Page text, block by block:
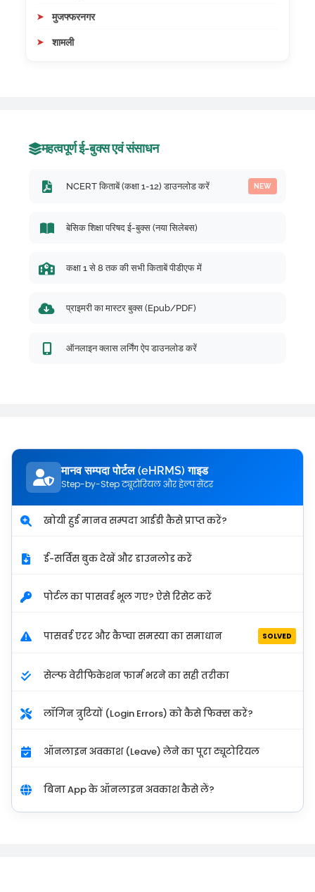
मुजफ्फरनगर
शामली
महत्वपूर्ण ई-बुक्स एवं संसाधन
NCERT किताबें (कक्षा 1-12) डाउनलोड करें NEW
बेसिक शिक्षा परिषद ई-बुक्स (नया सिलेबस)
कक्षा 1 से 8 तक की सभी किताबें पीडीएफ में
प्राइमरी का मास्टर बुक्स (Epub/PDF)
ऑनलाइन क्लास लर्निंग ऐप डाउनलोड करें
मानव सम्पदा पोर्टल (eHRMS) गाइड
Step-by-Step ट्यूटोरियल और हेल्प सेंटर
खोयी हुई मानव सम्पदा आईडी कैसे प्राप्त करें?
ई-सर्विस बुक देखें और डाउनलोड करें
पोर्टल का पासवर्ड भूल गए? ऐसे रिसेट करें
पासवर्ड एरर और कैप्चा समस्या का समाधान SOLVED
सेल्फ वेरीफिकेशन फार्म भरने का सही तरीका
लॉगिन त्रुटियों (Login Errors) को कैसे फिक्स करें?
ऑनलाइन अवकाश (Leave) लेने का पूरा ट्यूटोरियल
बिना App के ऑनलाइन अवकाश कैसे लें?